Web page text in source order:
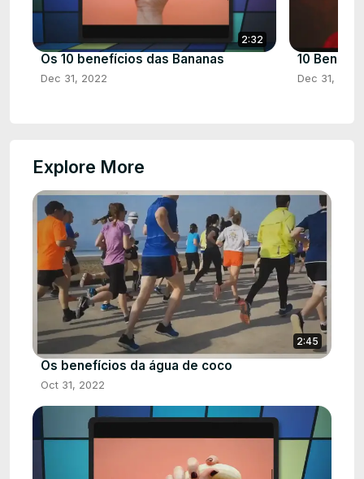
2:32
Os 10 benefícios das Bananas
Dec 31, 2022
10
Dec 31, 2022
Explore More
2:45
Os benefícios da água de coco
Oct 31, 2022